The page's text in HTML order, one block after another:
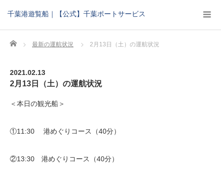
千葉港遊覧船｜【公式】千葉ポートサービス
Home 最新の運航状況 2月13日（土）の運航状況
2021.02.13
2月13日（土）の運航状況
＜本日の観光船＞
①11:30 港めぐりコース（40分）
②13:30 港めぐりコース（40分）